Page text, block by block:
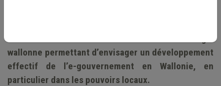
wallonne permettant d’envisager un développement
effectif de l’e-gouvernement en Wallonie, en
particulier dans les pouvoirs locaux.